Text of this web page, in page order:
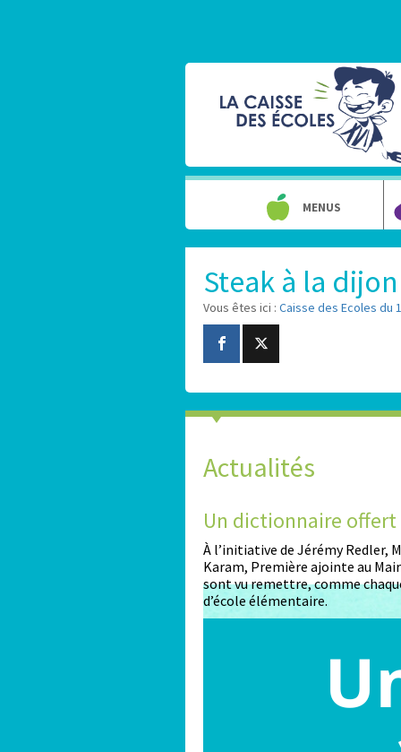
MENUS
Steak à la
Vous êtes ici : Caisse des Ecoles du
Actualités
Un dictionnaire offert
À l’initiative de Jérémy Redler,
Karam, Première ajointe au
sont vu remettre, comme
d’école élémentaire.